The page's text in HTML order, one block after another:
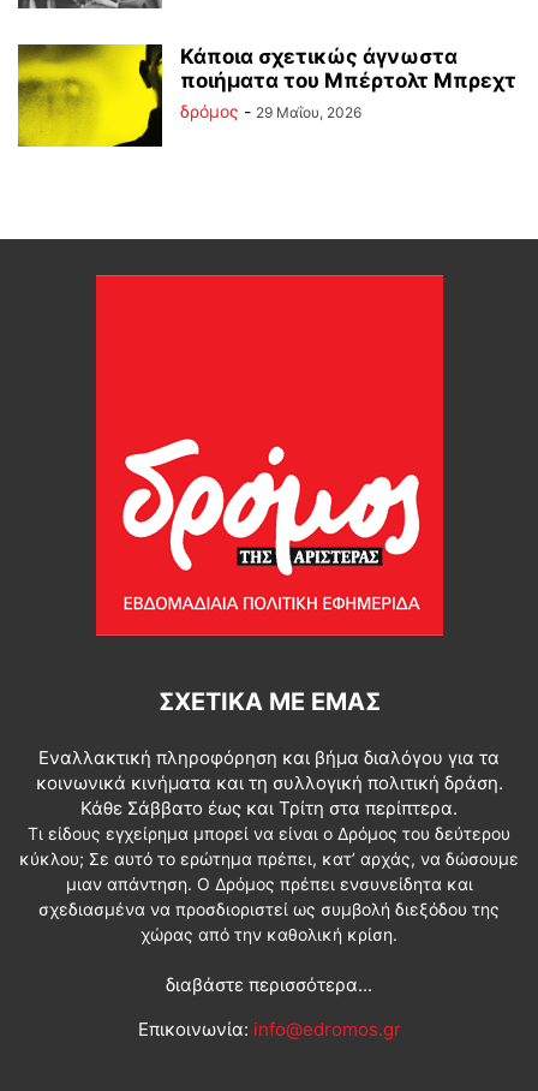
Κάποια σχετικώς άγνωστα
ποιήματα του Μπέρτολτ Μπρεχτ
δρόμος - 29 Μαΐου, 2026
ΣΧΕΤΙΚΆ ΜΕ ΕΜΆΣ
Εναλλακτική πληροφόρηση και βήμα διαλόγου για τα
κοινωνικά κινήματα και τη συλλογική πολιτική δράση.
Κάθε Σάββατο έως και Τρίτη στα περίπτερα.
Τι είδους εγχείρημα μπορεί να είναι ο Δρόμος του δεύτερου
κύκλου; Σε αυτό το ερώτημα πρέπει, κατ’ αρχάς, να δώσουμε
μιαν απάντηση. Ο Δρόμος πρέπει ενσυνείδητα και
σχεδιασμένα να προσδιοριστεί ως συμβολή διεξόδου της
χώρας από την καθολική κρίση.
διαβάστε περισσότερα...
Επικοινωνία: info@edromos.gr